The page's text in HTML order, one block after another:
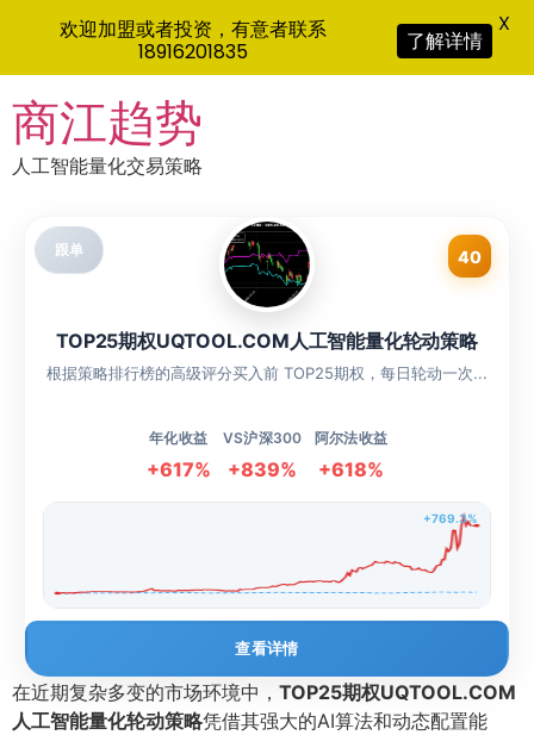
to
content
商江趋势
人工智能量化交易策略
跟单 40
TOP25期权UQTOOL.COM人工智能量化轮动策略
根据策略排行榜的高级评分买入前 TOP25期权，每日轮动一次...
年化收益
+617%
VS沪深300
+839%
阿尔法收益
+618%
+769.3%
查看详情
在近期复杂多变的市场环境中， TOP25期权UQTOOL.COM
人工智能量化轮动策略凭借其强大的AI算法和动态配置能
欢迎加盟或者投资，有意者联系
18916201835
了解详情
X